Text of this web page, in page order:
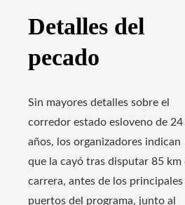
Detalles del
pecado
Sin mayores detalles sobre el
corredor estado esloveno de 24
años, los organizadores indican
que la cayó tras disputar 85 km
carrera, antes de los principales
puertos del programa, junto al